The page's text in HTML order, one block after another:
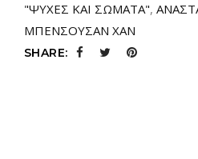
"ΨΥΧΕΣ ΚΑΙ ΣΩΜΑΤΑ",
ΜΠΕΝΣΟΥΣΑΝ ΧΑΝ
SHARE: